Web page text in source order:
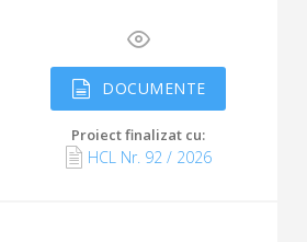
DOCUMENTE
Proiect finalizat cu:
HCL Nr. 92 / 2026